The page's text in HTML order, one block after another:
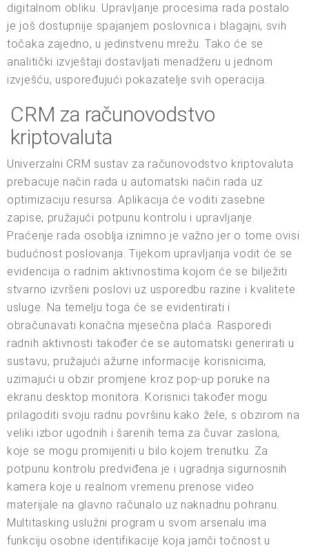
digitalnom obliku. Upravljanje procesima rada postalo
je još dostupnije spajanjem poslovnica i blagajni, svih
točaka zajedno, u jedinstvenu mrežu. Tako će se
analitički izvještaji dostavljati menadžeru u jednom
izvješću, uspoređujući pokazatelje svih operacija.
CRM za računovodstvo
kriptovaluta
Univerzalni CRM sustav za računovodstvo kriptovaluta
prebacuje način rada u automatski način rada uz
optimizaciju resursa. Aplikacija će voditi zasebne
zapise, pružajući potpunu kontrolu i upravljanje.
Praćenje rada osoblja iznimno je važno jer o tome ovisi
budućnost poslovanja. Tijekom upravljanja vodit će se
evidencija o radnim aktivnostima kojom će se bilježiti
stvarno izvršeni poslovi uz usporedbu razine i kvalitete
usluge. Na temelju toga će se evidentirati i
obračunavati konačna mjesečna plaća. Rasporedi
radnih aktivnosti također će se automatski generirati u
sustavu, pružajući ažurne informacije korisnicima,
uzimajući u obzir promjene kroz pop-up poruke na
ekranu desktop monitora. Korisnici također mogu
prilagoditi svoju radnu površinu kako žele, s obzirom na
veliki izbor ugodnih i šarenih tema za čuvar zaslona,
koje se mogu promijeniti u bilo kojem trenutku. Za
potpunu kontrolu predviđena je i ugradnja sigurnosnih
kamera koje u realnom vremenu prenose video
materijale na glavno računalo uz naknadnu pohranu.
Multitasking uslužni program u svom arsenalu ima
funkciju osobne identifikacije koja jamči točnost u